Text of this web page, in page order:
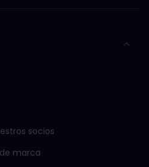
socios
marca